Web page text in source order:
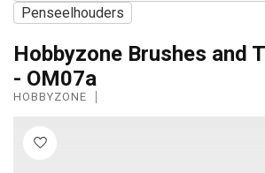
Penseelhouders
Hobbyzone Brushes and
- OM07a
HOBBYZONE